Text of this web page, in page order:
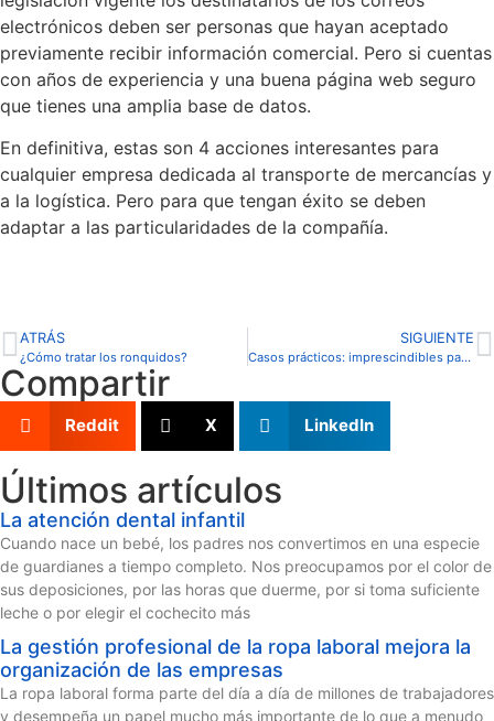
electrónicos deben ser personas que hayan aceptado
previamente recibir información comercial. Pero si cuentas
con años de experiencia y una buena página web seguro
que tienes una amplia base de datos.
En definitiva, estas son 4 acciones interesantes para
cualquier empresa dedicada al transporte de mercancías y
a la logística. Pero para que tengan éxito se deben
adaptar a las particularidades de la compañía.
ATRÁS
¿Cómo tratar los ronquidos?
SIGUIENTE
Casos prácticos: imprescindibles para hacer que la educación española gane calidad
Compartir
Reddit X LinkedIn
Últimos artículos
La atención dental infantil
Cuando nace un bebé, los padres nos convertimos en una especie
de guardianes a tiempo completo. Nos preocupamos por el color de
sus deposiciones, por las horas que duerme, por si toma suficiente
leche o por elegir el cochecito más
La gestión profesional de la ropa laboral mejora la
organización de las empresas
La ropa laboral forma parte del día a día de millones de trabajadores
y desempeña un papel mucho más importante de lo que a menudo